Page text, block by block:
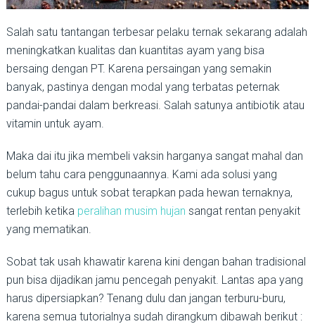
Salah satu tantangan terbesar pelaku ternak sekarang adalah
meningkatkan kualitas dan kuantitas ayam yang bisa
bersaing dengan PT. Karena persaingan yang semakin
banyak, pastinya dengan modal yang terbatas peternak
pandai-pandai dalam berkreasi. Salah satunya antibiotik atau
vitamin untuk ayam.
Maka dai itu jika membeli vaksin harganya sangat mahal dan
belum tahu cara penggunaannya. Kami ada solusi yang
cukup bagus untuk sobat terapkan pada hewan ternaknya,
terlebih ketika peralihan musim hujan sangat rentan penyakit
yang mematikan.
Sobat tak usah khawatir karena kini dengan bahan tradisional
pun bisa dijadikan jamu pencegah penyakit. Lantas apa yang
harus dipersiapkan? Tenang dulu dan jangan terburu-buru,
karena semua tutorialnya sudah dirangkum dibawah berikut :